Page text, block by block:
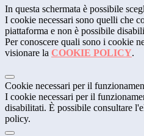
In questa schermata è possibile
I cookie necessari sono quelli che
piattaforma e non è possibile
Per conoscere quali sono i cookie
visionare la COOKIE POLICY.
Cookie necessari per il
I cookie necessari per il
disabilitati. È possibile consultare
policy.